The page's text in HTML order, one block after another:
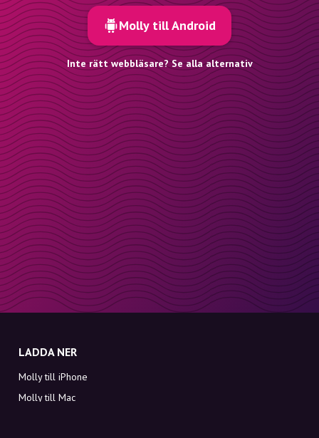
Molly till Android
Inte rätt webbläsare? Se alla alternativ
LADDA NER
Molly till iPhone
Molly till Mac